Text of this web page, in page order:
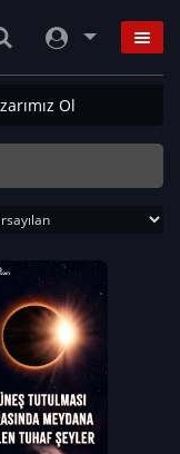
Ol